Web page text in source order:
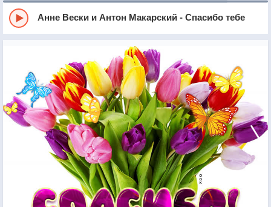
Анне Вески и Антон Макарский - Спасибо тебе